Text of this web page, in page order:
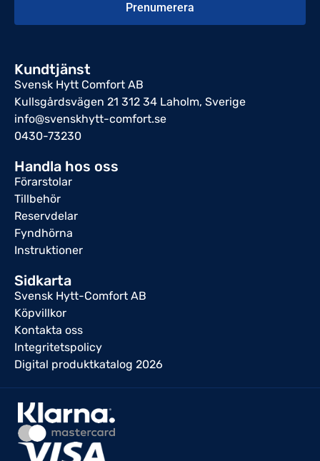
Prenumerera
Kundtjänst
Svensk Hytt Comfort AB
Kullsgårdsvägen 21 312 34 Laholm, Sverige
info@svenskhytt-comfort.se
0430-73230
Handla hos oss
Förarstolar
Tillbehör
Reservdelar
Fyndhörna
Instruktioner
Sidkarta
Svensk Hytt-Comfort AB
Köpvillkor
Kontakta oss
Integritetspolicy
Digital produktkatalog 2026